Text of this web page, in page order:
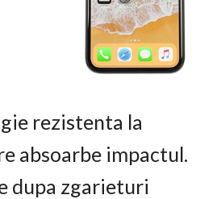
rezistenta la
absoarbe impactul.
dupa zgarieturi